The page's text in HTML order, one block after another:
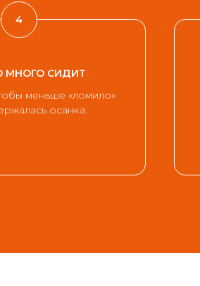
МНОГО СИДИТ
меньше «ломило»
осанка.